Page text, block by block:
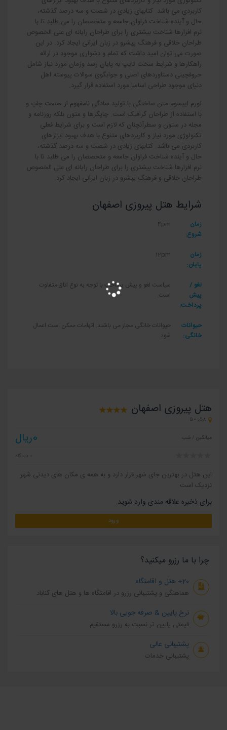
کاربردی می باشد. کتابهای زیادی در شصت و سه درصد گذشته،
حال و آینده شناخت فراوان جامعه و متخصصان را می طلبد تا با
نرم افزارها شناخت بیشتری را برای طراحان رایانه ای علی الخصوص
طراحان خلاقی و فرهنگ پیشرو در زبان ایرانی ایجاد کرد. در این
صورت می توان امید داشت که تمام و دشواری موجود در ارائه
راهکارها و شرایط سخت تایپ به پایان رسد وزمان مورد نیاز شامل
حروفچینی دستاوردهای اصلی و جوابگوی سوالات پیوسته اهل
دنیای موجود طراحی اساسا مورد استفاده قرار گیرد.
لورم ایپسوم متن ساختگی با تولید سادگی نامفهوم از صنعت چاپ و
با استفاده از طراحان گرافیک است. چاپگرها و متون بلکه روزنامه و
مجله در ستون و سطرآنچنان که لازم است و برای شرایط فعلی
تکنولوژی مورد نیاز و کاربردهای متنوع با هدف بهبود ابزارهای
کاربردی می باشد. کتابهای زیادی در شصت و سه درصد گذشته،
حال و آینده شناخت فراوان جامعه و متخصصان را می طلبد تا با
نرم افزارها شناخت بیشتری را برای طراحان رایانه ای علی الخصوص
طراحان خلاقی و فرهنگ پیشرو در زبان ایرانی ایجاد کرد.
شرایط هتل پیروزی اصفهان
زمان
شروع:
4pm
زمان
پایان:
12pm
لغو /
پیش
پرداخت:
سیاست لغو و پیش پرداخت با توجه به نوع اتاق متفاوت
است.
حیوانات
خانگی:
حیوانات خانگی مجاز می باشند. اتهامات ممکن است اعمال
شود
هتل پیروزی اصفهان
58, 50
میانگین / شب 0ریال
این هتل در بهترین جای شهر قرار دارد و به همه ی مکان های دیدنی شهر
نزدیک است
برای ذخیره علاقه مندی وارد شوید.
ورود
چرا با ما رزرو میکنید؟
20+ هتل و اقامتگاه
هماهنگی و پشتیبانی رزرو در اقامتگاه ها و هتل های گناباد
نرخ پایین & صرفه جویی بالا
قیمتی پایین تر نسبت به رزرو مستقیم
پشتیبانی عالی
پشتیبانی خدمات